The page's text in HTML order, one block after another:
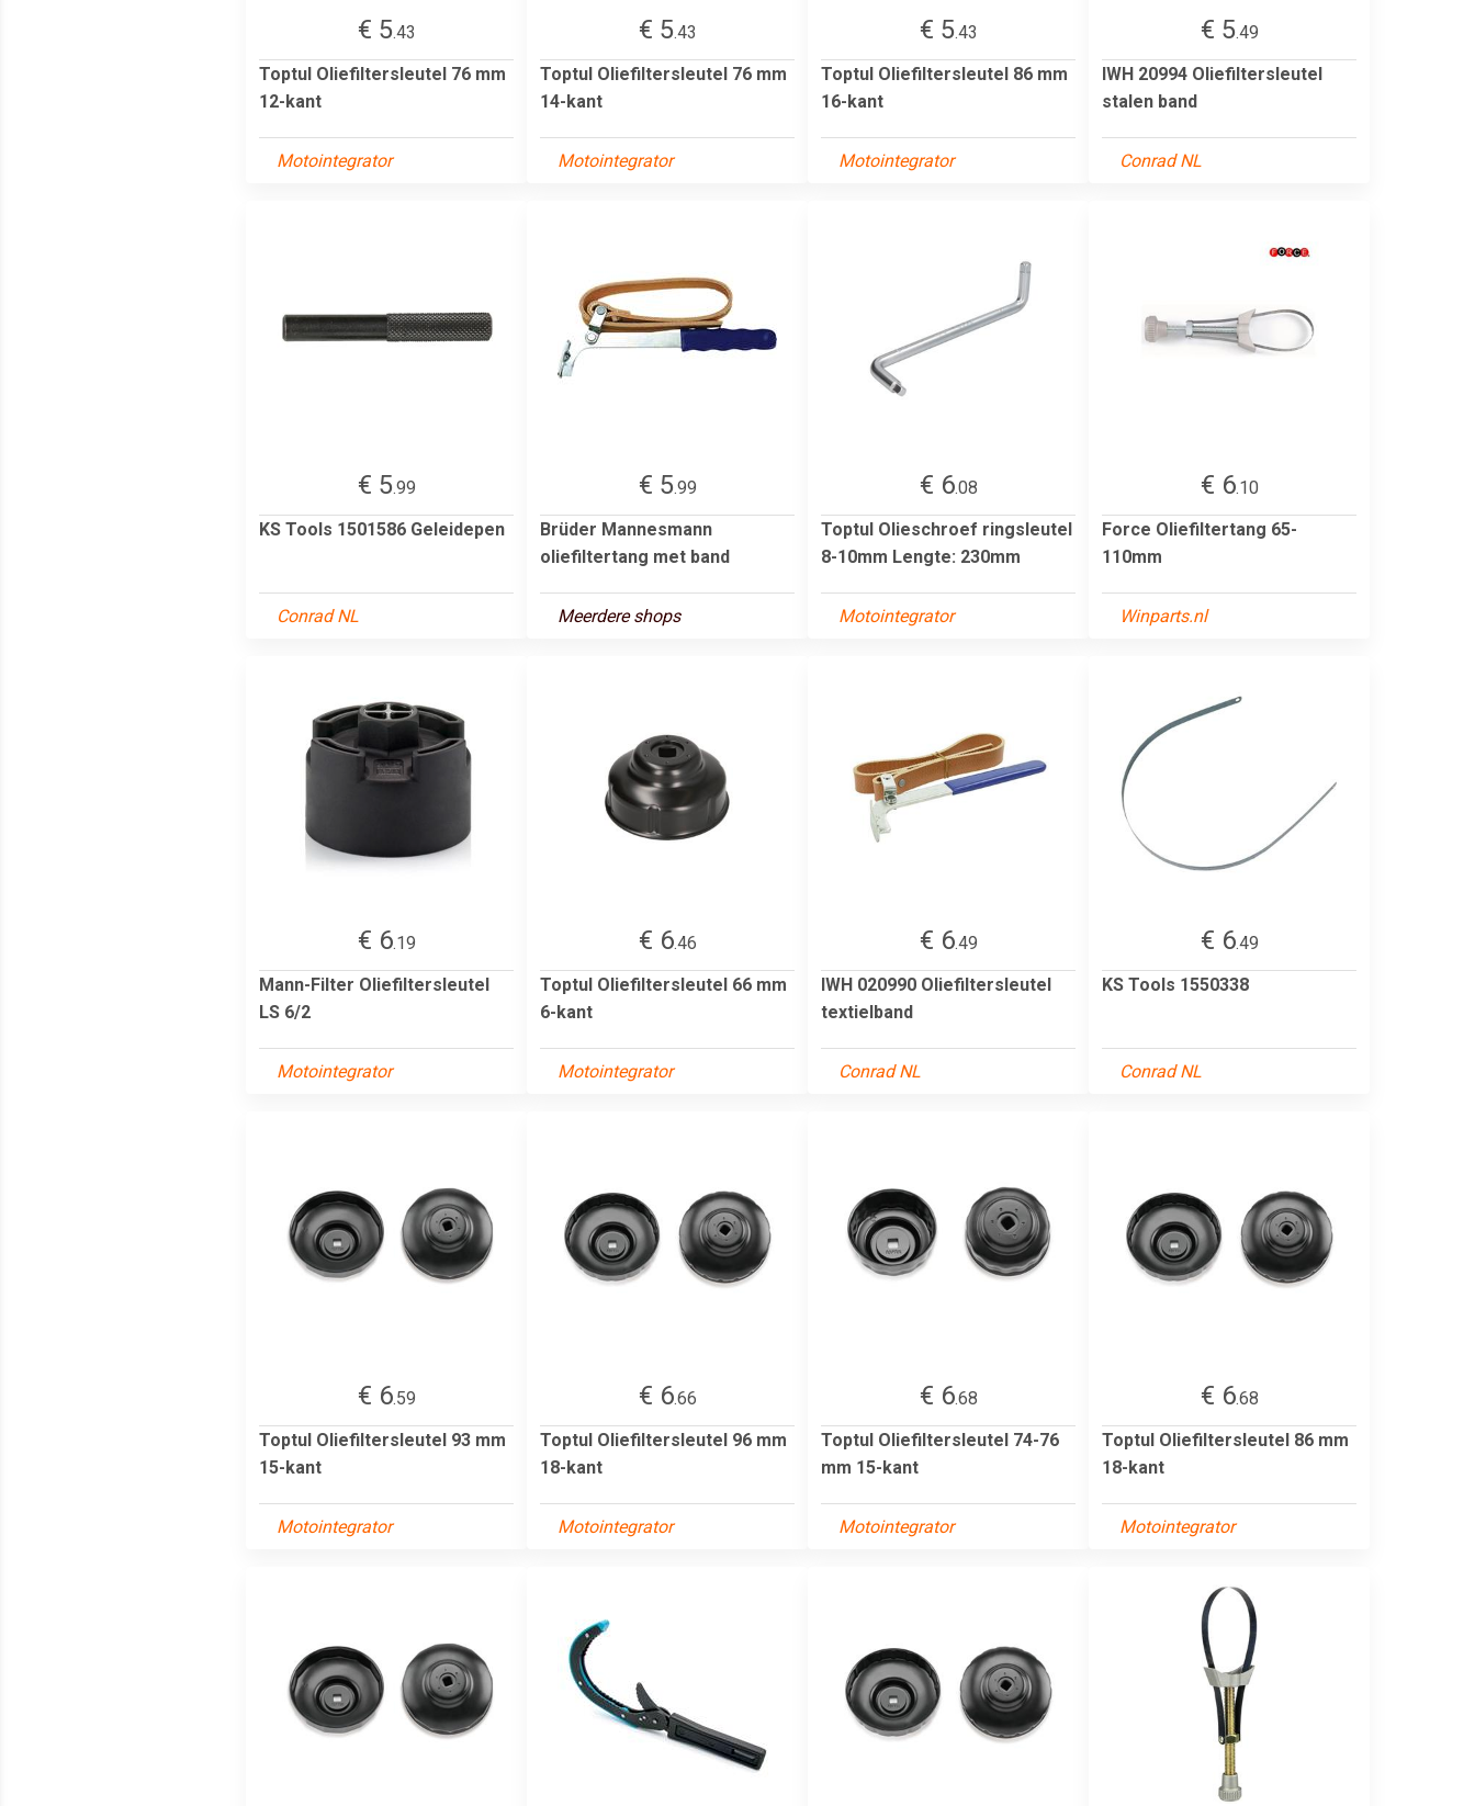
€ 5.43
Toptul Oliefiltersleutel 76 mm
12-kant
Motointegrator
€ 5.43
Toptul Oliefiltersleutel 76 mm
14-kant
Motointegrator
€ 5.43
Toptul Oliefiltersleutel 86 mm
16-kant
Motointegrator
€ 5.49
IWH 20994 Oliefiltersleutel
stalen band
Conrad NL
€ 5.99
KS Tools 1501586 Geleidepen
Conrad NL
€ 5.99
Brüder Mannesmann
oliefiltertang met band
Meerdere shops
€ 6.08
Toptul Olieschroef ringsleutel
8-10mm Lengte: 230mm
Motointegrator
€ 6.10
Force Oliefiltertang 65-
110mm
Winparts.nl
€ 6.19
Mann-Filter Oliefiltersleutel
LS 6/2
Motointegrator
€ 6.46
Toptul Oliefiltersleutel 66 mm
6-kant
Motointegrator
€ 6.49
IWH 020990 Oliefiltersleutel
textielband
Conrad NL
€ 6.49
KS Tools 1550338
Conrad NL
€ 6.59
Toptul Oliefiltersleutel 93 mm
15-kant
Motointegrator
€ 6.66
Toptul Oliefiltersleutel 96 mm
18-kant
Motointegrator
€ 6.68
Toptul Oliefiltersleutel 74-76
mm 15-kant
Motointegrator
€ 6.68
Toptul Oliefiltersleutel 86 mm
18-kant
Motointegrator